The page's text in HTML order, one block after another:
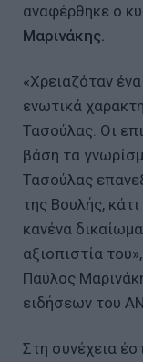
αναφέρθηκε ο
Μαρινάκης.
«Χρειαζόταν
ενωτικά
Τασούλας. Οι
βάση τα
Τασούλας
της Βουλής,
κανένα
αξιοπιστία
Παύλος
ειδήσεων του
Στη συνέχεια